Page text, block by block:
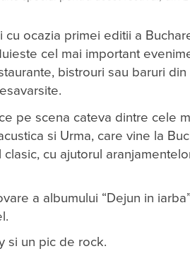
ocazia primei editii a
cel mai important
bistrouri sau baruri
pe scena cateva dintre cele
si Urma, care vine la
cu ajutorul
a albumului “Dejun in
si un pic de rock.